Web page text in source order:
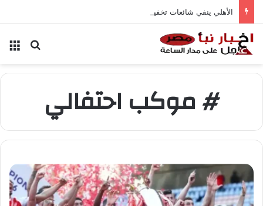
الأهلي ينفي شائعات تخفيض عقود زيزو والشناوي
بحث
# موكب احتفالي